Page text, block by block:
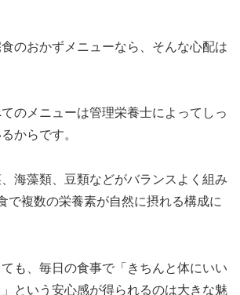
のおかずメニューなら、そんな心配は
のメニューは管理栄養士によってしっ
からです。
海藻類、豆類などがバランスよく組み
で複数の栄養素が自然に摂れる構成に
も、毎日の食事で「きちんと体にいい
という安心感が得られるのは大きな魅